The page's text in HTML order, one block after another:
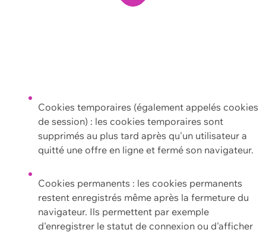
Cookies temporaires (également appelés cookies
de session) : les cookies temporaires sont
supprimés au plus tard après qu'un utilisateur a
quitté une offre en ligne et fermé son navigateur.
Cookies permanents : les cookies permanents
restent enregistrés même après la fermeture du
navigateur. Ils permettent par exemple
d'enregistrer le statut de connexion ou d'afficher